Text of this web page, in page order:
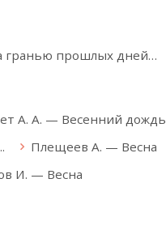
гранью прошлых дней…
А. А. — Весенний дождь
Плещеев А. — Весна
И. — Весна